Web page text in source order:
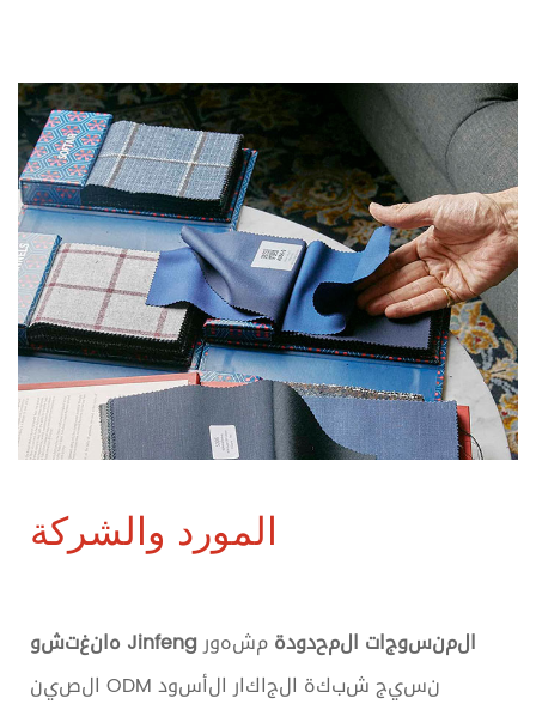
المورد والشركة
هانغتشو Jinfeng المنسوجات المحدودة مشهور
الصين ODM نسيج شبكة الجاكار الأسود